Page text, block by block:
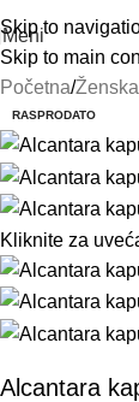
Skip to
Skip to main
Meni
Početna
RASPRODATO
Kliknite za
Alcantara